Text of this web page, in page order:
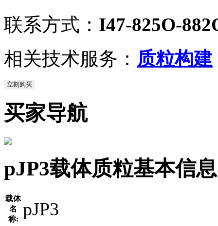
联系方式： I47-825O-
相关技术服务： 质粒构建
立刻购买
买家导航
pJP3载体质粒基本信息
载体
名
称: pJP3